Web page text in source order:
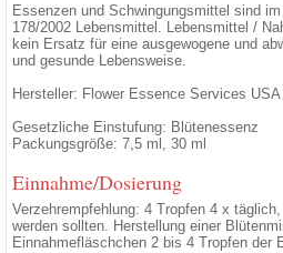
Essenzen und Schwingungsmittel sind
178/2002 Lebensmittel. Lebensmittel /
kein Ersatz für eine ausgewogene und
und gesunde Lebensweise.
Hersteller: Flower Essence Services USA
Gesetzliche Einstufung: Blütenessenz
Packungsgröße: 7,5 ml, 30 ml
Einnahme/Dosierung
Verzehrempfehlung: 4 Tropfen 4 x
werden sollten. Herstellung einer
Einnahmefläschchen 2 bis 4 Tropfen der